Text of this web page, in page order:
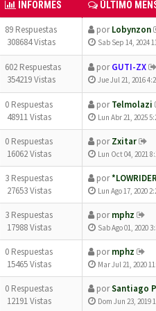
INFORMES ÚLTIMO
89 Respuestas
308684 Vistas
porLobynzon
Sab Sep 14, 2024
602 Respuestas
354219 Vistas
porGUTI-ZX
Jue Jul 21, 2016
0 Respuestas
48911 Vistas
porTelmolazi
Lun Abr 21, 2025
0 Respuestas
16062 Vistas
porZxitar
Lun Oct 04, 2021
3 Respuestas
27653 Vistas
por
Lun Ago 17, 2020
3 Respuestas
17988 Vistas
pormphz
Sab Ago 01, 2020
0 Respuestas
15465 Vistas
pormphz
Mar Jul 21, 2020
0 Respuestas
12191 Vistas
porSantiago
Dom Jun 23, 2019